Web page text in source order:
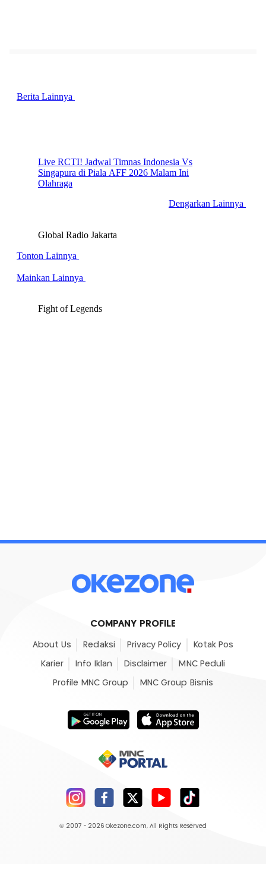
COMPANY PROFILE
About Us Redaksi Privacy Policy Kotak Pos
Karier Info Iklan Disclaimer MNC Peduli
Profile MNC Group MNC Group Bisnis
© 2007 - 2026 Okezone.com, All Rights Reserved